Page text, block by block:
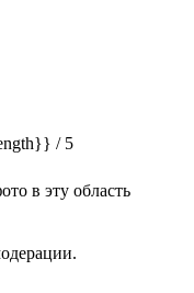
/ 5
в эту область